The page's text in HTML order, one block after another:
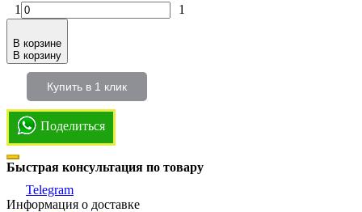
1 1
В корзине
В корзину
Купить в 1 клик
Поделиться
Быстрая консультация по товару
Telegram
Информация о доставке